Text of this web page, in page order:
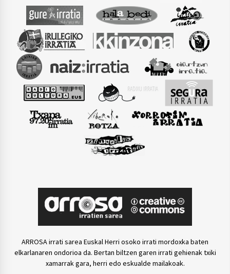
ARROSA irrati sarea Euskal Herri osoko irrati mordoxka baten
elkarlanaren ondorioa da. Bertan biltzen garen irrati gehienak txiki
xamarrak gara, herri edo eskualde mailakoak.